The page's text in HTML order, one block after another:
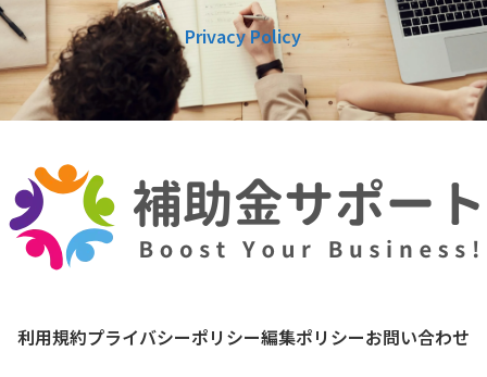
Privacy Policy
利用規約プライバシーポリシー編集ポリシーお問い合わせ